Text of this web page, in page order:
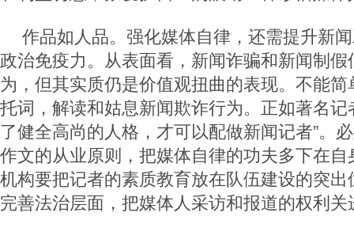
作品如人品。强化媒体自律，还需提升新
政治免疫力。从表面看，新闻诈骗和新闻制
为，但其实质仍是价值观扭曲的表现。不能简
托词，解读和姑息新闻欺诈行为。正如著名记
了健全高尚的人格，才可以配做新闻记者”。
作文的从业原则，把媒体自律的功夫多下在
机构要把记者的素质教育放在队伍建设的突
完善法治层面，把媒体人采访和报道的权利关